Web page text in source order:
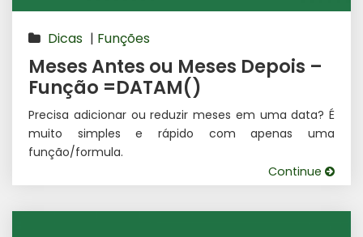
Dicas | Funções
Meses Antes ou Meses Depois –
Função =DATAM()
Precisa adicionar ou reduzir meses em uma data? É
muito simples e rápido com apenas uma
função/formula.
Continue